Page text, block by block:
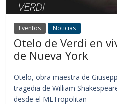
Eventos Noticias
Otelo de Verdi en
de Nueva York
Otelo, obra maestra de
tragedia de William
desde el METropolitan